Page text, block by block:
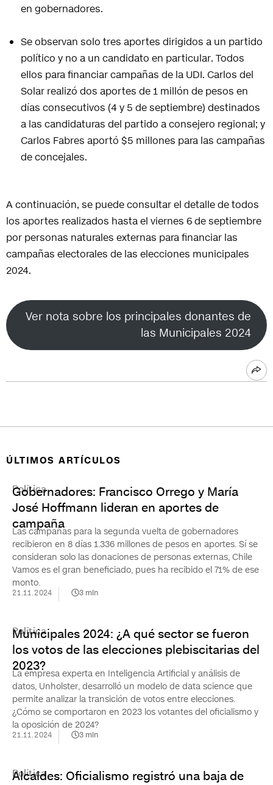
en gobernadores.
Se observan solo tres aportes dirigidos a un partido
político y no a un candidato en particular. Todos
ellos para financiar campañas de la UDI. Carlos del
Solar realizó dos aportes de 1 millón de pesos en
días consecutivos (4 y 5 de septiembre) destinados
a las candidaturas del partido a consejero regional; y
Carlos Fabres aportó $5 millones para las campañas
de concejales.
A continuación, se puede consultar el detalle de todos
los aportes realizados hasta el viernes 6 de septiembre
por personas naturales externas para financiar las
campañas electorales de las elecciones municipales
2024.
Ver nota sobre los principales donantes de
las Municipales 2024
ÚLTIMOS ARTÍCULOS
Política
Gobernadores: Francisco Orrego y María
José Hoffmann lideran en aportes de
campaña
Las campañas para la segunda vuelta de gobernadores
recibieron en 8 días 1.336 millones de pesos en aportes. Sí se
consideran solo las donaciones de personas externas, Chile
Vamos es el gran beneficiado, pues ha recibido el 71% de ese
monto.
21.11.2024 3 min
Política
Municipales 2024: ¿A qué sector se fueron
los votos de las elecciones plebiscitarias del
2023?
La empresa experta en Inteligencia Artificial y análisis de
datos, Unholster, desarrolló un modelo de data science que
permite analizar la transición de votos entre elecciones.
¿Cómo se comportaron en 2023 los votantes del oficialismo y
la oposición de 2024?
21.11.2024 3 min
Política
Alcaldes: Oficialismo registró una baja de